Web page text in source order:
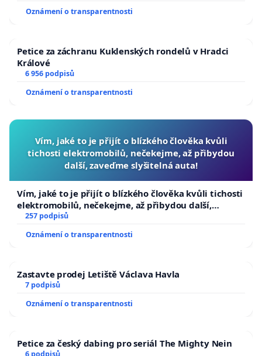
republiky
Oznámení o transparentnosti
Petice za záchranu Kuklenských rondelů v Hradci
Králové
6 956 podpisů
Oznámení o transparentnosti
Vím, jaké to je přijít o blízkého člověka kvůli
tichosti elektromobilů, nečekejme, až přibydou
další, zaveďme slyšitelná auta!
Vím, jaké to je přijít o blízkého člověka kvůli tichosti
elektromobilů, nečekejme, až přibydou další,
zaveďme slyšitelná auta!
257 podpisů
Oznámení o transparentnosti
Zastavte prodej Letiště Václava Havla
7 podpisů
Oznámení o transparentnosti
Petice za český dabing pro seriál The Mighty Nein
6 podpisů